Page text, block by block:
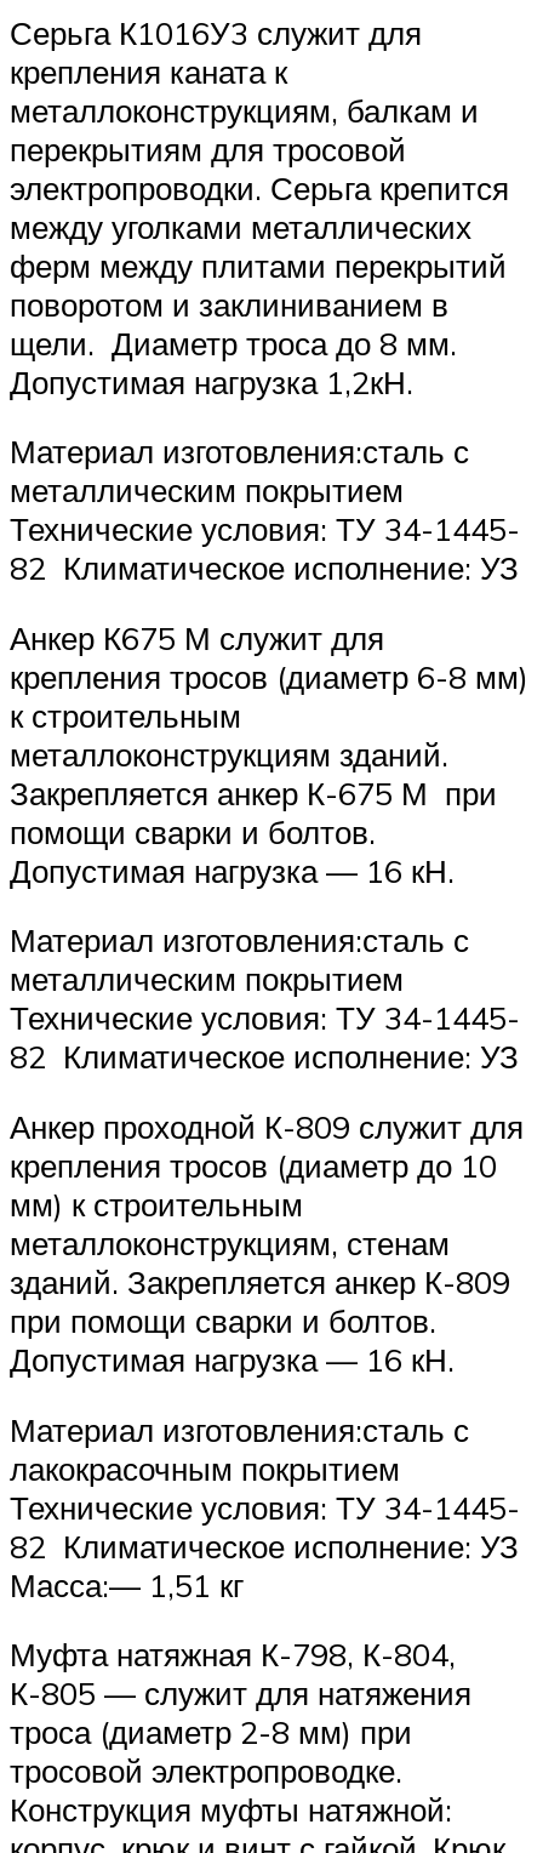
Серьга К1016У3 служит для
крепления каната к
металлоконструкциям, балкам и
перекрытиям для тросовой
электропроводки. Серьга крепится
между уголками металлических
ферм между плитами перекрытий
поворотом и заклиниванием в
щели. Диаметр троса до 8 мм.
Допустимая нагрузка 1,2кН.
Материал изготовления:сталь с
металлическим покрытием
Технические условия: ТУ 34-1445-
82 Климатическое исполнение: УЗ
Анкер К675 М служит для
крепления тросов (диаметр 6-8 мм)
к строительным
металлоконструкциям зданий.
Закрепляется анкер К-675 М при
помощи сварки и болтов.
Допустимая нагрузка — 16 кН.
Материал изготовления:сталь с
металлическим покрытием
Технические условия: ТУ 34-1445-
82 Климатическое исполнение: УЗ
Анкер проходной К-809 служит для
крепления тросов (диаметр до 10
мм) к строительным
металлоконструкциям, стенам
зданий. Закрепляется анкер К-809
при помощи сварки и болтов.
Допустимая нагрузка — 16 кН.
Материал изготовления:сталь с
лакокрасочным покрытием
Технические условия: ТУ 34-1445-
82 Климатическое исполнение: УЗ
Масса:— 1,51 кг
Муфта натяжная К-798, К-804,
К-805 — служит для натяжения
троса (диаметр 2-8 мм) при
тросовой электропроводке.
Конструкция муфты натяжной: